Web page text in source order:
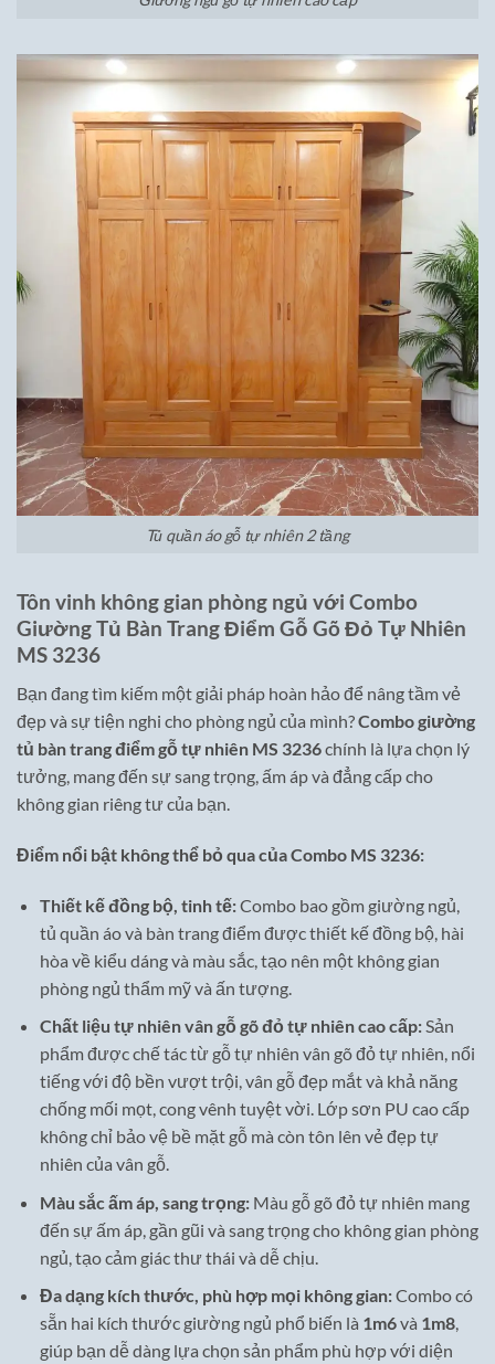
Tủ quần áo gỗ tự nhiên 2 tầng
Tôn vinh không gian phòng ngủ với Combo
Giường Tủ Bàn Trang Điểm Gỗ Gõ Đỏ Tự Nhiên
MS 3236
Bạn đang tìm kiếm một giải pháp hoàn hảo để nâng tầm vẻ
đẹp và sự tiện nghi cho phòng ngủ của mình?Combo giường
tủ bàn trang điểm gỗ tự nhiên MS 3236chính là lựa chọn lý
tưởng, mang đến sự sang trọng, ấm áp và đẳng cấp cho
không gian riêng tư của bạn.
Điểm nổi bật không thể bỏ qua của Combo MS 3236:
Thiết kế đồng bộ, tinh tế:Combo bao gồm giường ngủ,
tủ quần áo và bàn trang điểm được thiết kế đồng bộ, hài
hòa về kiểu dáng và màu sắc, tạo nên một không gian
phòng ngủ thẩm mỹ và ấn tượng.
Chất liệu tự nhiên vân gỗ gõ đỏ tự nhiên cao cấp:Sản
phẩm được chế tác từ gỗ tự nhiên vân gõ đỏ tự nhiên, nổi
tiếng với độ bền vượt trội, vân gỗ đẹp mắt và khả năng
chống mối mọt, cong vênh tuyệt vời. Lớp sơn PU cao cấp
không chỉ bảo vệ bề mặt gỗ mà còn tôn lên vẻ đẹp tự
nhiên của vân gỗ.
Màu sắc ấm áp, sang trọng:Màu gỗ gõ đỏ tự nhiên mang
đến sự ấm áp, gần gũi và sang trọng cho không gian phòng
ngủ, tạo cảm giác thư thái và dễ chịu.
Đa dạng kích thước, phù hợp mọi không gian:Combo có
sẵn hai kích thước giường ngủ phổ biến là 1m6và 1m8,
giúp bạn dễ dàng lựa chọn sản phẩm phù hợp với diện